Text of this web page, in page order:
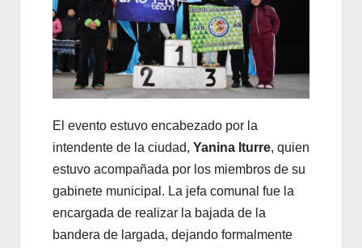
El evento estuvo encabezado por la
intendente de la ciudad, Yanina Iturre, quien
estuvo acompañada por los miembros de su
gabinete municipal. La jefa comunal fue la
encargada de realizar la bajada de la
bandera de largada, dejando formalmente